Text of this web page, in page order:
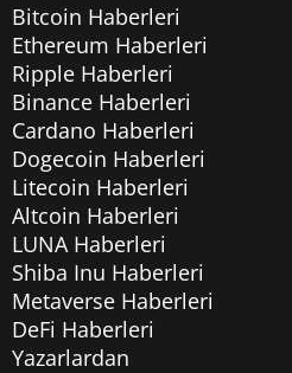
Bitcoin Haberleri
Ethereum Haberleri
Ripple Haberleri
Binance Haberleri
Cardano Haberleri
Dogecoin Haberleri
Litecoin Haberleri
Altcoin Haberleri
LUNA Haberleri
Shiba Inu Haberleri
Metaverse Haberleri
DeFi Haberleri
Yazarlardan